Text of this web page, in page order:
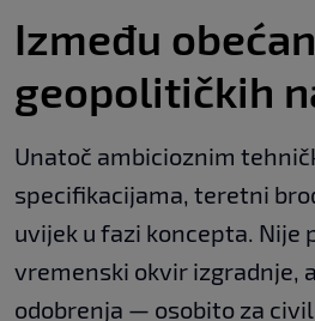
Između
geopolitičkih
Unatoč ambicioznim
specifikacijama, teretni
uvijek u fazi koncepta. Nije
vremenski okvir izgradnje,
odobrenja — osobito za